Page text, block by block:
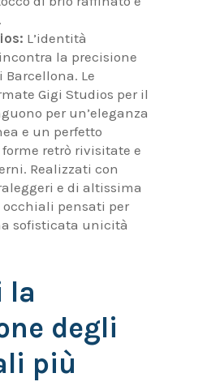
L’identità
la precisione
Le
Gigi Studios per il
per un’eleganza
e un perfetto
retrò rivisitate e
Realizzati con
e di altissima
pensati per
sofisticata unicità
la
degli
più